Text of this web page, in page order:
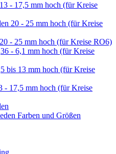
- 17,5 mm hoch (für Kreise
20 - 25 mm hoch (für Kreise
- 25 mm hoch (für Kreise RO6)
- 6,1 mm hoch (für Kreise
bis 13 mm hoch (für Kreise
- 17,5 mm hoch (für Kreise
Farben und Größen